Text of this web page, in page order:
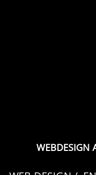
WEBDESIGN